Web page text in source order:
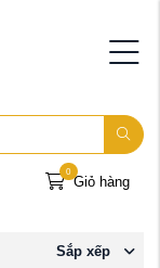
Giỏ hàng
0
Sắp xếp